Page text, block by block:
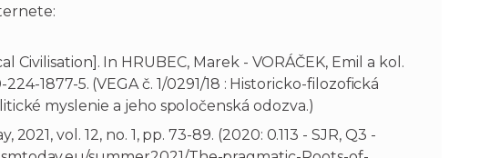
In HRUBEC, Marek - VORÁČEK, Emil a kol.
1877-5. (VEGA č. 1/0291/18 : Historicko-filozofická
myslenie a jeho spoločenská odozva.)
vol. 12, no. 1, pp. 73-89. (2020: 0.113 - SJR, Q3 -